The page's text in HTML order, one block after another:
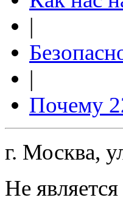
|
|
Почему
г. Москва,
Не